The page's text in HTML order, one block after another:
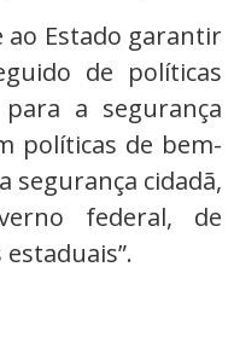
ao Estado garantir
de políticas
a segurança
políticas de bem-
segurança cidadã,
federal, de